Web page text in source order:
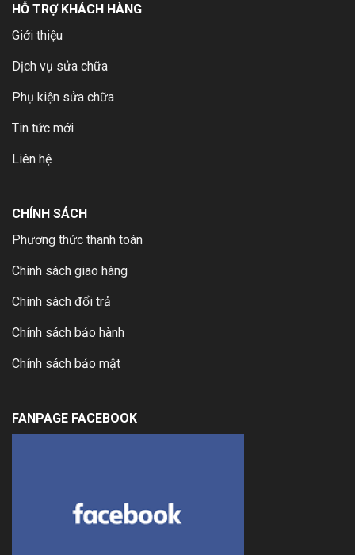
HỖ TRỢ KHÁCH HÀNG
Giới thiệu
Dịch vụ sửa chữa
Phụ kiện sửa chữa
Tin tức mới
Liên hệ
CHÍNH SÁCH
Phương thức thanh toán
Chính sách giao hàng
Chính sách đổi trả
Chính sách bảo hành
Chính sách bảo mật
FANPAGE FACEBOOK